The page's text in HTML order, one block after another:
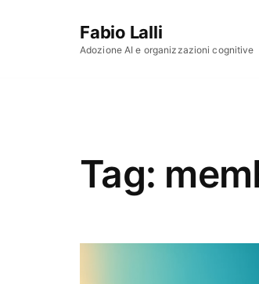
Fabio Lalli
Adozione AI e organizzazioni cognitive
Tag: